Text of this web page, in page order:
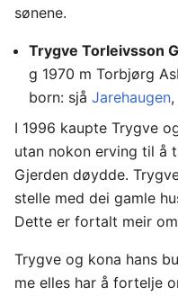
sønene.
Trygve Torleivsson
g 1970 m Torbjørg
born: sjå Jarehaugen
I 1996 kaupte Trygve
utan nokon erving til å
Gjerden døydde.
stelle med dei gamle
Dette er fortalt meir
Trygve og kona hans
me elles har å fortelje